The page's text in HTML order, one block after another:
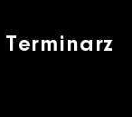
Terminarz